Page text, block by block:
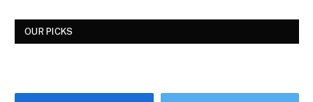
OUR PICKS